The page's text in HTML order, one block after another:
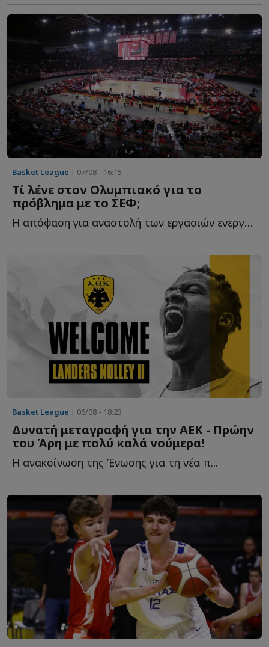
Basket League | 07/08 - 16:15
Τί λένε στον Ολυμπιακό για το
πρόβλημα με το ΣΕΦ;
Η απόφαση για αναστολή των εργασιών ενεργειακής αναβάθμισης δ...
Basket League | 06/08 - 18:23
Δυνατή μεταγραφή για την ΑΕΚ - Πρώην
του Άρη με πολύ καλά νούμερα!
Η ανακοίνωση της Ένωσης για τη νέα π...